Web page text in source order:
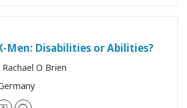
Men: Disabilities or Abilities?
Rachael O Brien